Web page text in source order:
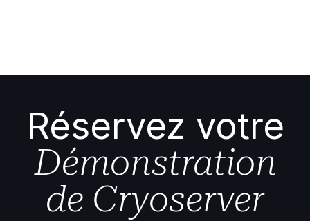
Réservez votre
Démonstration
de Cryoserver